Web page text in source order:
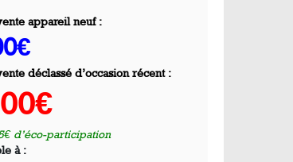
appareil neuf :
déclassé d’occasion récent :
d’éco-participation
à :